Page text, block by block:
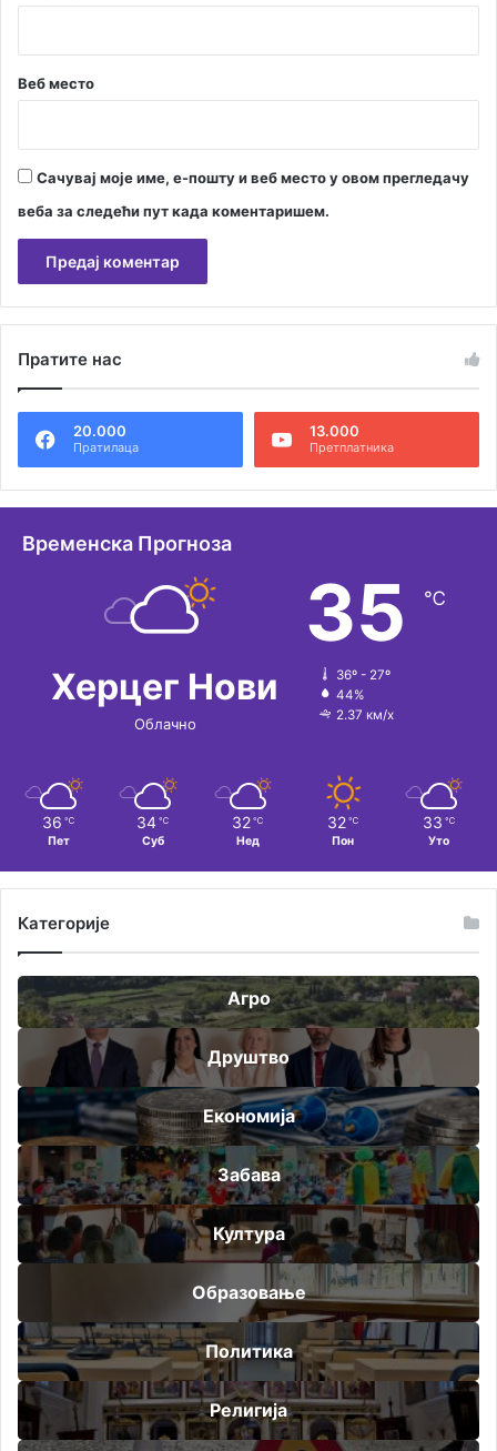
Веб место
Сачувај моје име, е-пошту и веб место у овом прегледачу
веба за следећи пут када коментаришем.
т
н
т
Пратите нас
20.000
Пратилаца
13.000
Претплатника
Временска Прогноза
Херцег Нови
Облачно
35 ℃
36º - 27º
44%
2.37 км/х
36 ℃
Пет
34 ℃
Суб
32 ℃
Нед
32 ℃
Пон
33 ℃
Уто
Категорије
Агро
Друштво
Економија
Забава
Култура
Образовање
Политика
Религија